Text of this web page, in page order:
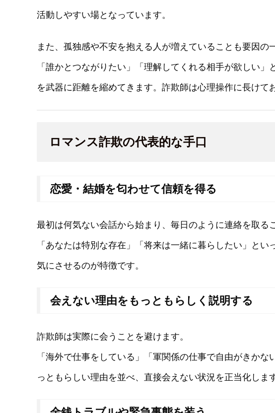
活動しやすい場となっています。
また、孤独感や不安を抱える人が増えていることも要因の
「誰かとつながりたい」「理解してくれる相手が欲しい
を武器に距離を縮めてきます。詐欺師は心理操作に長けて
ロマンス詐欺の代表的な手口
恋愛・結婚を匂わせて信頼を得る
最初は何気ない会話から始まり、毎日のように連絡を取る
「あなたは特別な存在」「将来は一緒に暮らしたい」と
気にさせるのが特徴です。
会えない理由をもっともらしく説明する
詐欺師は実際に会うことを避けます。
「海外で仕事をしている」「軍関係の仕事で自由がきか
っともらしい理由を並べ、直接会えない状況を正当化します